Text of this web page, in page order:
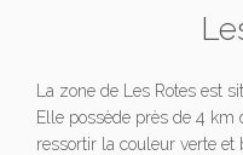
La zone de Les Rotes est
Elle possède près de 4
ressortir la couleur verte